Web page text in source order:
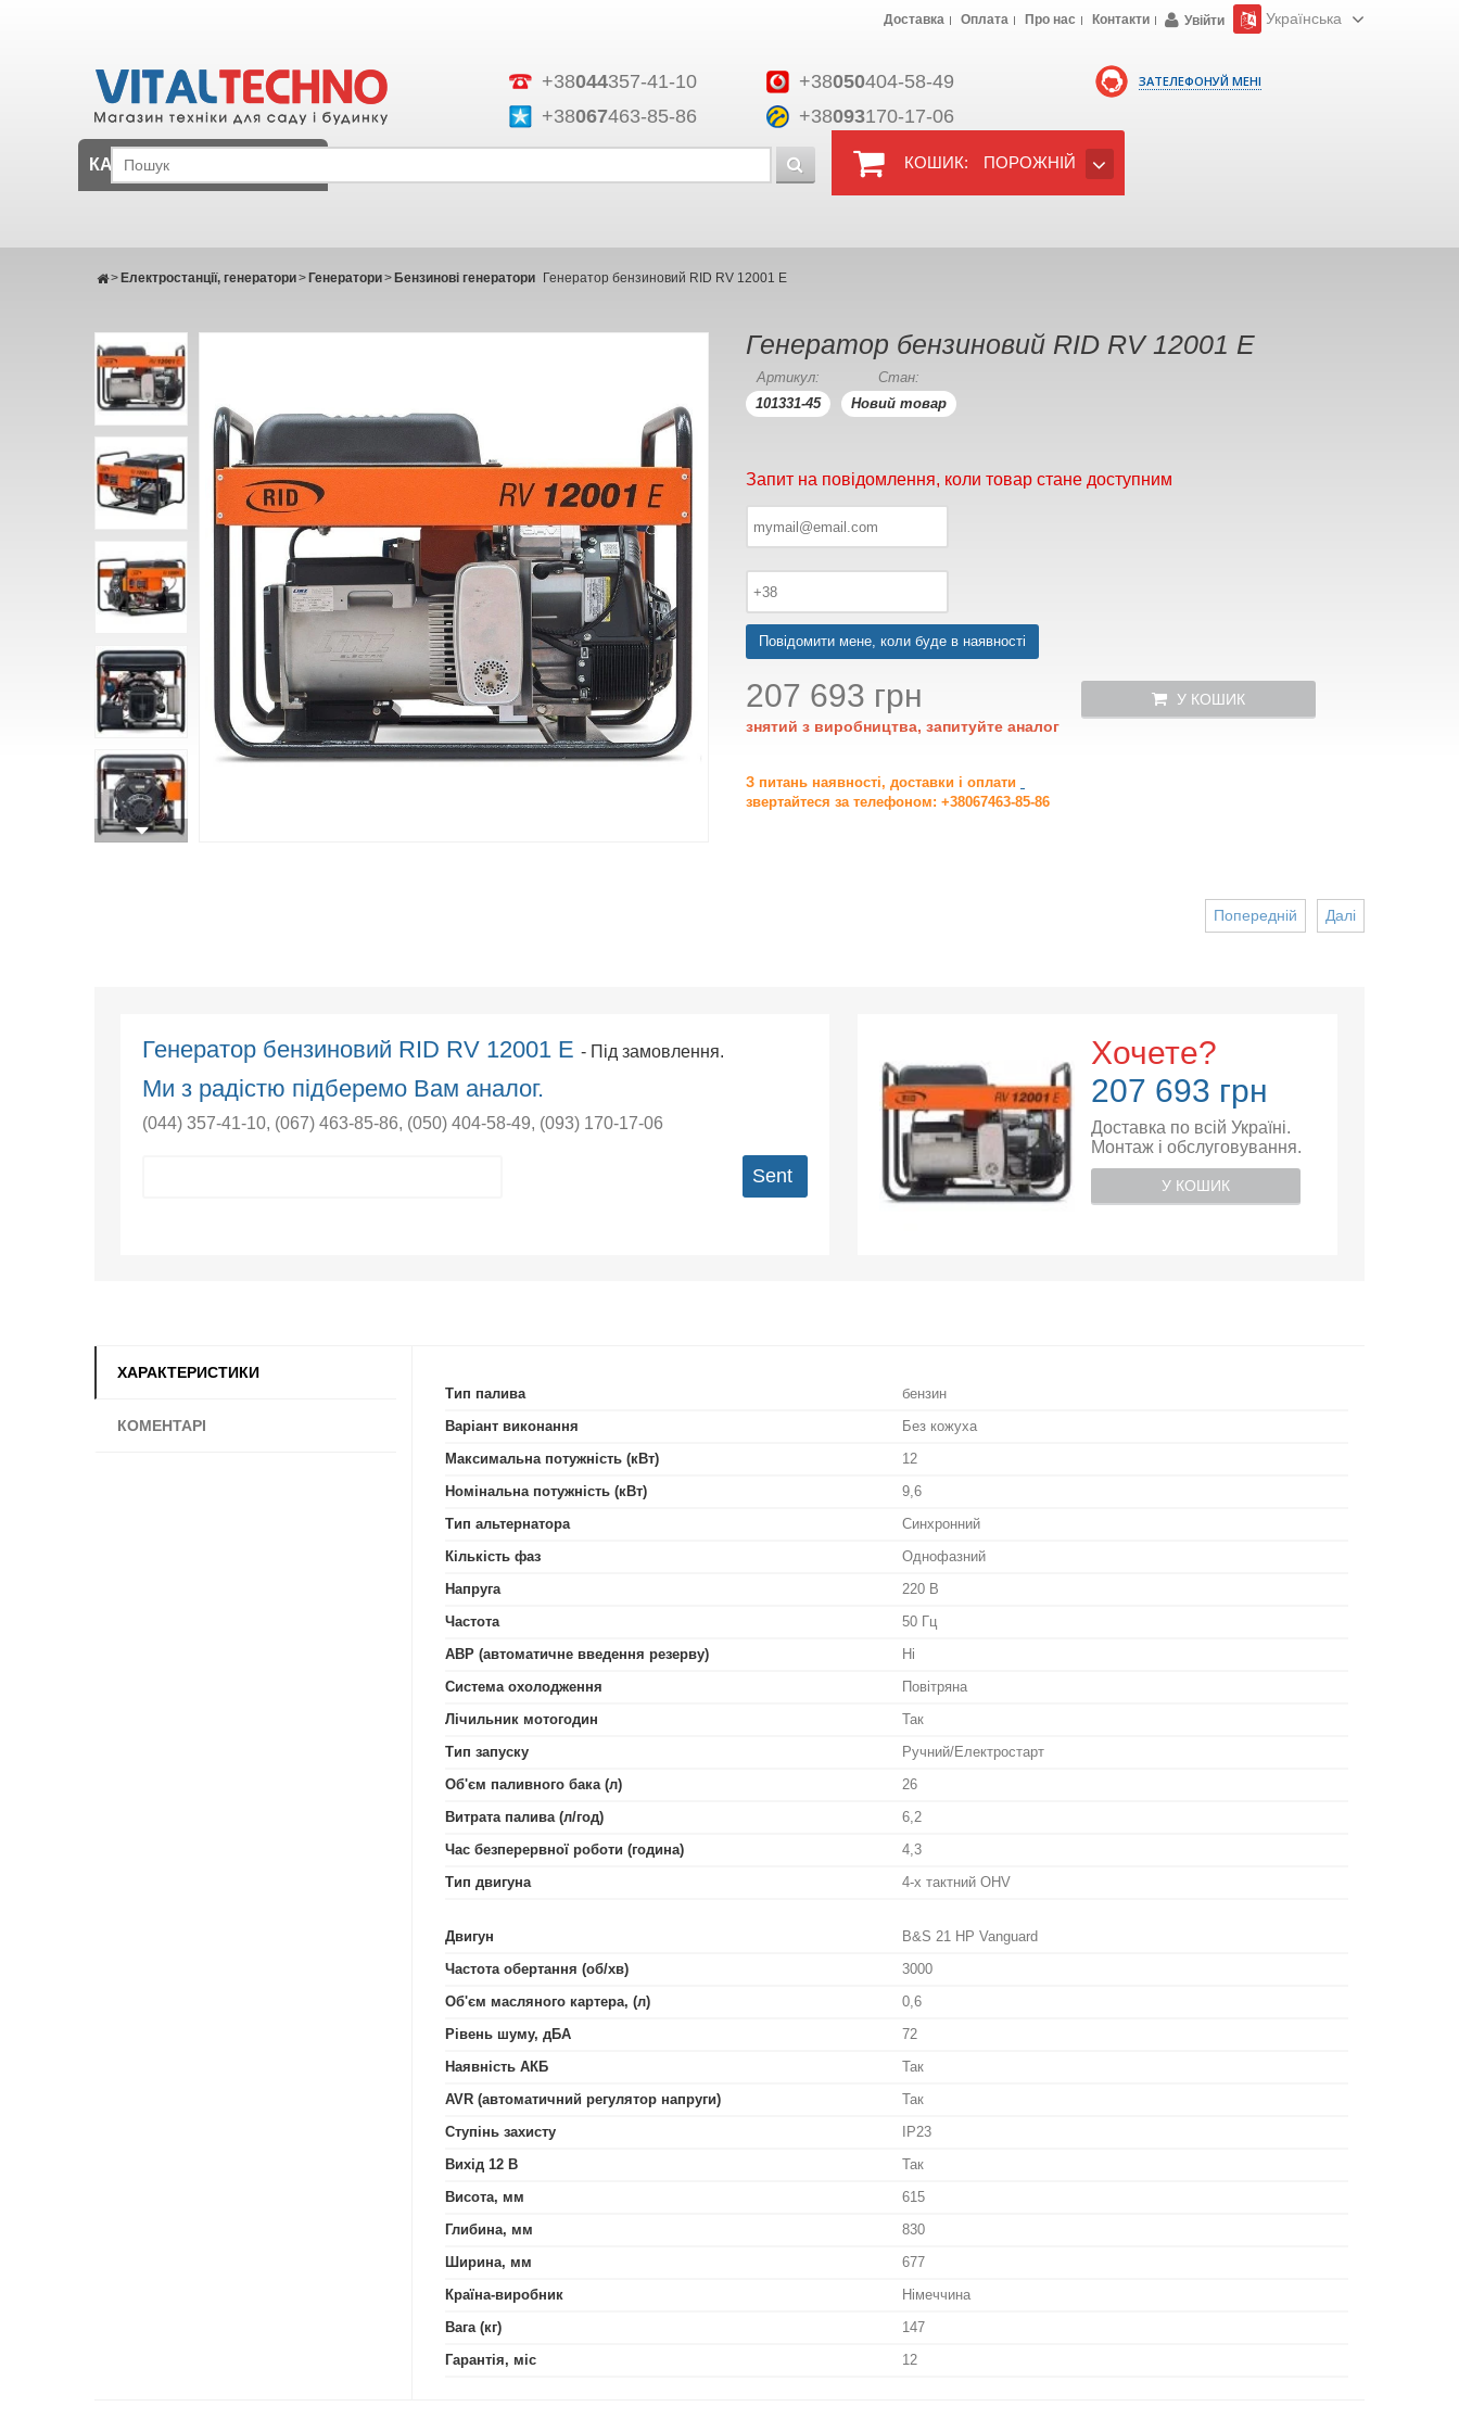
ЗАТЕЛЕФОНУЙ МЕНІ
+38044357-41-10 +38050404-58-49
+38067463-85-86 +38093170-17-06
Доставка Оплата Про нас Контакти Увійти Українська
КОШИК: ПОРОЖНІЙ
КАТАЛОГ
Електростанції, генератори
> Генератори
> Бензинові генератори
> Генератор бензиновий RID RV 12001 E
Генератор бензиновий RID RV 12001 E
Артикул:
101331-45
Стан:
Новий товар
Запит на повідомлення, коли товар стане доступним
Повідомити мене, коли буде в наявності
207 693 грн
знятий з виробництва, запитуйте аналог
У КОШИК
З питань наявності, доставки і оплати
звертайтеся за телефоном: +38067463-85-86
Далі
Попередній
Генератор бензиновий RID RV 12001 E- Під замовлення.
Ми з радістю підберемо Вам аналог.
(044) 357-41-10, (067) 463-85-86, (050) 404-58-49, (093) 170-17-06
Sent
Хочете?
207 693 грн
Доставка по всій Україні.
Монтаж і обслуговування.
У КОШИК
ХАРАКТЕРИСТИКИ
КОМЕНТАРІ
Тип палива
бензин
Варіант виконання
Без кожуха
Максимальна потужність (кВт)
12
Номінальна потужність (кВт)
9,6
Тип альтернатора
Синхронний
Кількість фаз
Однофазний
Напруга
220 В
Частота
50 Гц
АВР (автоматичне введення резерву)
Ні
Система охолодження
Повітряна
Лічильник мотогодин
Так
Тип запуску
Ручний/Електростарт
Об'єм паливного бака (л)
26
Витрата палива (л/год)
6,2
Час безперервної роботи (година)
4,3
Тип двигуна
4-х тактний OHV
Двигун
B&S 21 HP Vanguard
Частота обертання (об/хв)
3000
Об'єм масляного картера, (л)
0,6
Рівень шуму, дБА
72
Наявність АКБ
Так
AVR (автоматичний регулятор напруги)
Так
Ступінь захисту
IP23
Вихід 12 В
Так
Висота, мм
615
Глибина, мм
830
Ширина, мм
677
Країна-виробник
Німеччина
Вага (кг)
147
Гарантія, міс
12